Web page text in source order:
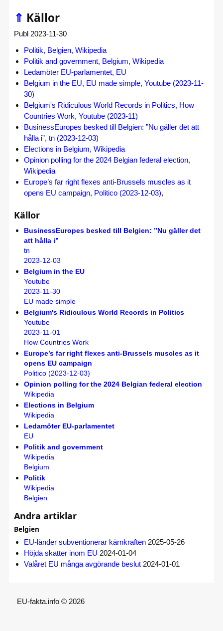
⇑ Källor
Publ 2023-11-30
Politik, Belgien, Wikipedia
Politik and government, Belgium, Wikipedia
Ledamöter EU-parlamentet, EU
Belgium in the EU, EU made simple, Youtube (2023-11-
30)
Belgium's Ridiculous World Records in Politics, How
Countries Work, Youtube (2023-11)
BusinessEuropes besked till Belgien: ”Nu gäller det att
hålla i”, tn (2023-12-03)
Elections in Belgium, Wikipedia
Opinion polling for the 2024 Belgian federal election,
Wikipedia
Europe’s far right flexes anti-Brussels muscles as it
opens EU campaign, Politico (2023-12-03),
Källor
BusinessEuropes besked till Belgien: ”Nu gäller det
att hålla i”
tn
2023-12-03
Belgium in the EU
Youtube
2023-11-30
EU made simple
Belgium's Ridiculous World Records in Politics
Youtube
2023-11-01
How Countries Work
Europe’s far right flexes anti-Brussels muscles as it
opens EU campaign
Politico (2023-12-03)
Opinion polling for the 2024 Belgian federal election
Wikipedia
Elections in Belgium
Wikipedia
Ledamöter EU-parlamentet
EU
Politik and government
Wikipedia
Belgium
Politik
Wikipedia
Belgien
Andra artiklar
Belgien
EU-länder subventionerar kärnkraften 2025-05-26
Höjda skatter inom EU 2024-01-04
Valåret EU många avgörande beslut 2024-01-01
EU-fakta.info © 2026